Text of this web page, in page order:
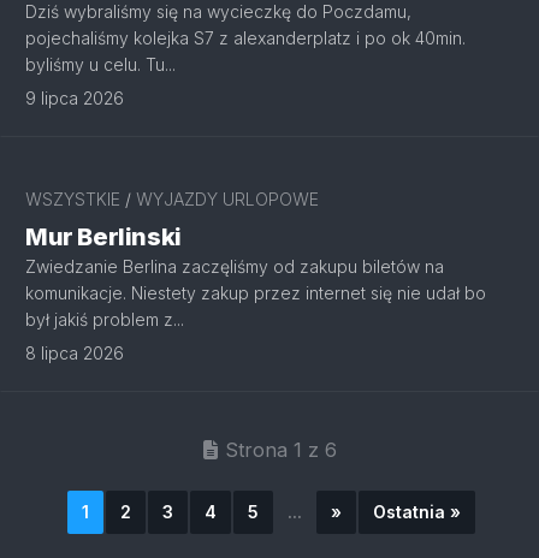
Dziś wybraliśmy się na wycieczkę do Poczdamu,
pojechaliśmy kolejka S7 z alexanderplatz i po ok 40min.
byliśmy u celu. Tu...
9 lipca 2026
WSZYSTKIE / WYJAZDY URLOPOWE
Mur Berlinski
Zwiedzanie Berlina zaczęliśmy od zakupu biletów na
komunikacje. Niestety zakup przez internet się nie udał bo
był jakiś problem z...
8 lipca 2026
Strona 1 z 6
1 2 3 4 5 ... » Ostatnia »